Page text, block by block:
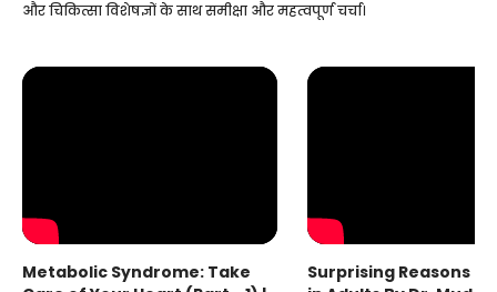
और चिकित्सा विशेषज्ञों के साथ समीक्षा और महत्वपूर्ण चर्चा।
Metabolic Syndrome: Take
Surprising Reasons